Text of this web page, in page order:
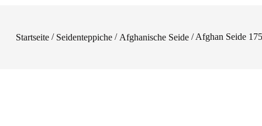
Startseite / Seidenteppiche / Afghanische Seide / Afghan Seide